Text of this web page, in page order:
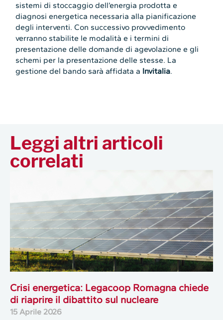
sistemi di stoccaggio dell’energia prodotta e
diagnosi energetica necessaria alla pianificazione
degli interventi. Con successivo provvedimento
verranno stabilite le modalità e i termini di
presentazione delle domande di agevolazione e gli
schemi per la presentazione delle stesse. La
gestione del bando sarà affidata a Invitalia.
Leggi altri articoli
correlati
Crisi energetica: Legacoop Romagna chiede
di riaprire il dibattito sul nucleare
15 Aprile 2026